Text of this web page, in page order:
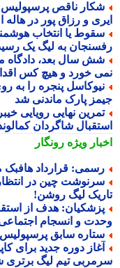
ناقص پرسپولیس در
و رزاق پور در هاله ای از ابهام،
یا انتخاب
به لیگ یک رسید!
سال بعد، دادگاه
خورد و هیچ کس
پنجره را به روی
پارک ماندنی شد
شاگردان کمالوند
ویژهرونگار
قرارداد هافبک
چین در انتظار
لیگ روشن!
هدف از
و انسجام اجتماعی
سابق پرسپولیس در
دوره جدید برای
تیم لیگ برتری شد